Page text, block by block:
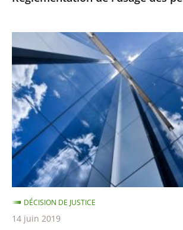
contre
les
jugements
relatifs
à
la
«
Tour
Triangle
»
DÉCISION DE JUSTICE
14 juin 2019